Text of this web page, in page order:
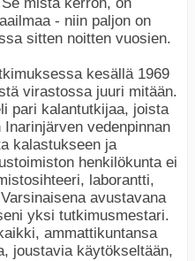
- niin paljon on
sitten noitten vuosien.
kesällä 1969
virastossa juuri mitään.
pari kalantutkijaa, joista
vedenpinnan
kalastukseen ja
henkilökunta ei
laborantti,
avustavana
yksi tutkimusmestari.
ammattikuntansa
joustavia käytökseltään,